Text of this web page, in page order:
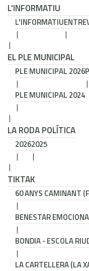
L'INFORMATIU
L'INFORMATIU
EL PLE MUNICIPAL
PLE MUNICIPAL 2026
PLE MUNICIPAL 2024
LA RODA POLÍTICA
20262025
TIKTAK
60 ANYS CAMINANT
BENESTAR
BONDIA - ESCOLA
LA CARTELLERA (LA